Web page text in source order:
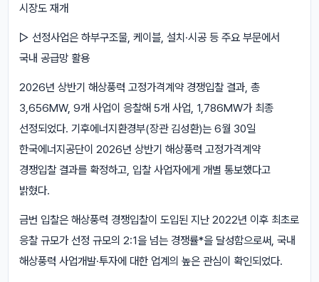
시장도 재개
▷ 선정사업은 하부구조물, 케이블, 설치·시공 등 주요 부문에서
국내 공급망 활용
2026년 상반기 해상풍력 고정가격계약 경쟁입찰 결과, 총
3,656MW, 9개 사업이 응찰해 5개 사업, 1,786MW가 최종
선정되었다. 기후에너지환경부(장관 김성환)는 6월 30일
한국에너지공단이 2026년 상반기 해상풍력 고정가격계약
경쟁입찰 결과를 확정하고, 입찰 사업자에게 개별 통보했다고
밝혔다.
금번 입찰은 해상풍력 경쟁입찰이 도입된 지난 2022년 이후 최초로
응찰 규모가 선정 규모의 2:1을 넘는 경쟁률*을 달성함으로써, 국내
해상풍력 사업개발·투자에 대한 업계의 높은 관심이 확인되었다.